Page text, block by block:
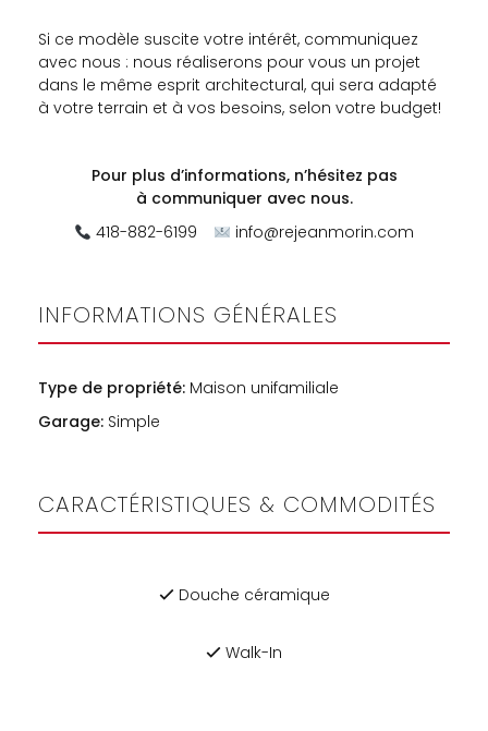
Si ce modèle suscite votre intérêt, communiquez
avec nous : nous réaliserons pour vous un projet
dans le même esprit architectural, qui sera adapté
à votre terrain et à vos besoins, selon votre budget!
Pour plus d’informations, n’hésitez pas
à communiquer avec nous.
418-882-6199
info@rejeanmorin.com
INFORMATIONS GÉNÉRALES
Type de propriété: Maison unifamiliale
Garage: Simple
CARACTÉRISTIQUES & COMMODITÉS
Douche céramique
Walk-In